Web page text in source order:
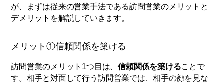
が、まずは従来の営業手法である訪問営業のメリットと
デメリットを解説していきます。
メリット①信頼関係を築ける
訪問営業のメリット1つ目は、信頼関係を築けることで
す。相手と対面して行う訪問営業では、相手の顔を見な